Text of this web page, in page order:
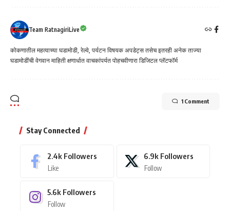
Team RatnagiriLive
कोकणातील महत्वाच्या घडामोडी, रेल्वे, पर्यटन विषयक अपडेट्स तसेच इतरही अनेक ताज्या
घडामोडींची वेगवान माहिती क्षणार्धात वाचकांपर्यत पोहचवीणारा डिजिटल प्लॅटफॉर्म
1 Comment
Stay Connected
2.4k Followers
Like
6.9k Followers
Follow
5.6k Followers
Follow